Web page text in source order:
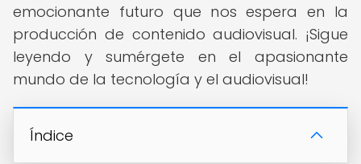
emocionante futuro que nos espera en la
producción de contenido audiovisual. ¡Sigue
leyendo y sumérgete en el apasionante
mundo de la tecnología y el audiovisual!
Índice